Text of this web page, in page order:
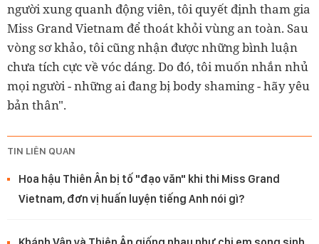
người xung quanh động viên, tôi quyết định tham gia
Miss Grand Vietnam để thoát khỏi vùng an toàn. Sau
vòng sơ khảo, tôi cũng nhận được những bình luận
chưa tích cực về vóc dáng. Do đó, tôi muốn nhắn nhủ
mọi người - những ai đang bị body shaming - hãy yêu
bản thân".
TIN LIÊN QUAN
Hoa hậu Thiên Ân bị tố "đạo văn" khi thi Miss Grand
Vietnam, đơn vị huấn luyện tiếng Anh nói gì?